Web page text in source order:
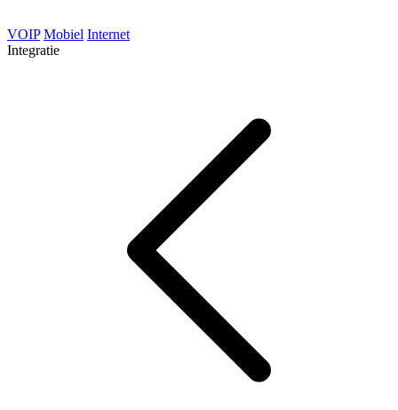
VOIP Mobiel Internet
Integratie